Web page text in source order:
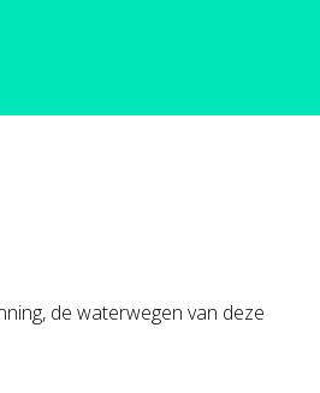
de waterwegen van deze